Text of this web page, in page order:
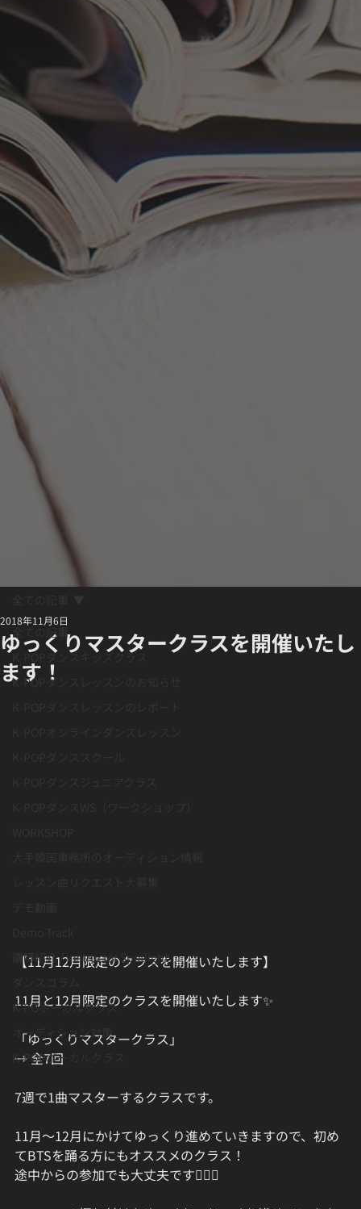
全ての記事
K-POPダンスキッズクラス
K-POPダンスレッスンのお知らせ
講師紹介 / Instructor Spotlight
K-POボーカルクラス
オーディション対策
K-POPボーカルクラス
ゆっくりマスタークラスを開催いたし
ます！
2018年11月6日
【11月12月限定のクラスを開催いたします】
11月と12月限定のクラスを開催いたします✨
「ゆっくりマスタークラス」
→ 全7回
7週で1曲マスターするクラスです。
11月〜12月にかけてゆっくり進めていきますので、初め
てBTSを踊る方にもオススメのクラス！
途中からの参加でも大丈夫です🙆‍♂️✨